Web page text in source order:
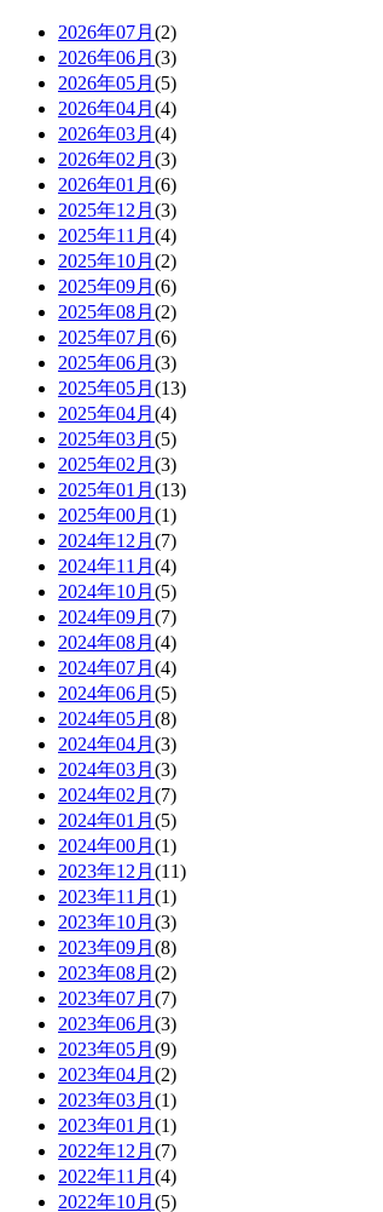
2026年07月 (2)
2026年06月 (3)
2026年05月 (5)
2026年04月 (4)
2026年03月 (4)
2026年02月 (3)
2026年01月 (6)
2025年12月 (3)
2025年11月 (4)
2025年10月 (2)
2025年09月 (6)
2025年08月 (2)
2025年07月 (6)
2025年06月 (3)
2025年05月 (13)
2025年04月 (4)
2025年03月 (5)
2025年02月 (3)
2025年01月 (13)
2025年00月 (1)
2024年12月 (7)
2024年11月 (4)
2024年10月 (5)
2024年09月 (7)
2024年08月 (4)
2024年07月 (4)
2024年06月 (5)
2024年05月 (8)
2024年04月 (3)
2024年03月 (3)
2024年02月 (7)
2024年01月 (5)
2024年00月 (1)
2023年12月 (11)
2023年11月 (1)
2023年10月 (3)
2023年09月 (8)
2023年08月 (2)
2023年07月 (7)
2023年06月 (3)
2023年05月 (9)
2023年04月 (2)
2023年03月 (1)
2023年01月 (1)
2022年12月 (7)
2022年11月 (4)
2022年10月 (5)